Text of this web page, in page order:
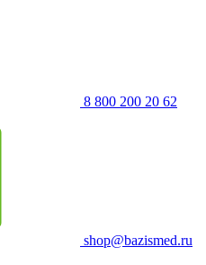
8 800 200 20 62
shop@bazismed.ru